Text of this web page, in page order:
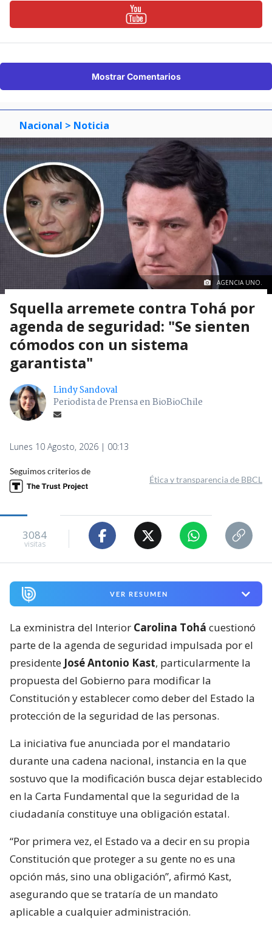
Mostrar Comentarios
Nacional > Noticia
AGENCIA UNO.
Squella arremete contra Tohá por
agenda de seguridad: "Se sienten
cómodos con un sistema
garantista"
Lindy Sandoval
Periodista de Prensa en BioBioChile
Lunes 10 Agosto, 2026 | 00:13
Seguimos criterios de
Ética y transparencia de BBCL
3084
visitas
VER RESUMEN
La exministra del Interior Carolina Tohá cuestionó
parte de la agenda de seguridad impulsada por el
presidente José Antonio Kast, particularmente la
propuesta del Gobierno para modificar la
Constitución y establecer como deber del Estado la
protección de la seguridad de las personas.
La iniciativa fue anunciada por el mandatario
durante una cadena nacional, instancia en la que
sostuvo que la modificación busca dejar establecido
en la Carta Fundamental que la seguridad de la
ciudadanía constituye una obligación estatal.
“Por primera vez, el Estado va a decir en su propia
Constitución que proteger a su gente no es una
opción más, sino una obligación”, afirmó Kast,
asegurando que se trataría de un mandato
aplicable a cualquier administración.